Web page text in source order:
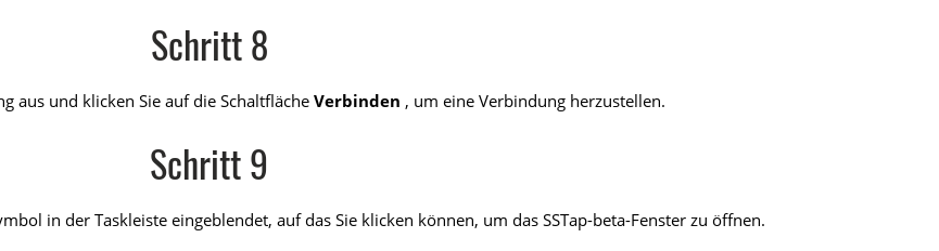
Schritt 8
aus und klicken Sie auf die SchaltflächeVerbinden , um eine Verbindung herzustellen.
Schritt 9
in der Taskleiste eingeblendet, auf das Sie klicken können, um das SSTap-beta-Fenster zu öffnen.